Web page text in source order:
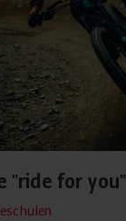
"ride for you"